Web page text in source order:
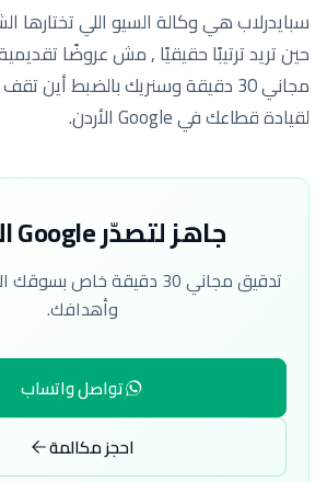
سبايدرلاب هي وكالة السيو اللي تختارها
حين تريد ترتيبًا حقيقيًا , مش عروضًا
مجاني 30 دقيقة وسنريك بالضبط أين
لقيادة قطاعك في Google الأردن.
جاهز لتصدّر Google الأردن؟
تدقيق مجاني 30 دقيقة خاص
وأهدافك.
تواصل واتساب
احجز مكالمة